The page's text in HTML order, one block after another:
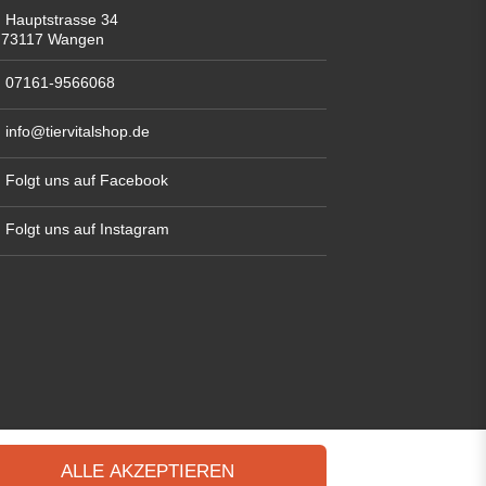
Hauptstrasse 34
73117 Wangen
07161-9566068
info@tiervitalshop.de
Folgt uns auf Facebook
Folgt uns auf Instagram
ALLE AKZEPTIEREN